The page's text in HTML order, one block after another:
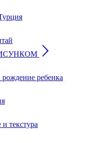
рождение ребенка
текстура